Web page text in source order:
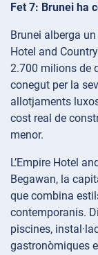
Fet 7: Brunei ha
Brunei alberga
Hotel and
2.700 milions de
conegut per la
allotjaments
cost real de
menor.
L’Empire Hotel
Begawan, la
que combina
contemporanis.
piscines,
gastronòmiques